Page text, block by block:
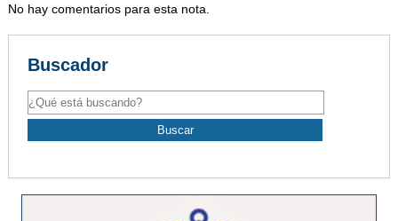
No hay comentarios para esta nota.
Buscador